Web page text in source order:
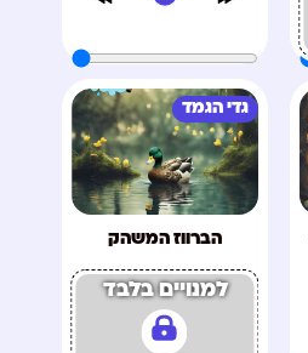
גדי הגמד
הברווז המשהק
למנויים בלבד